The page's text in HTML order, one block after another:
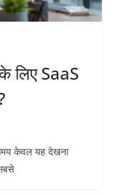
SaaS
केवल यह देखना